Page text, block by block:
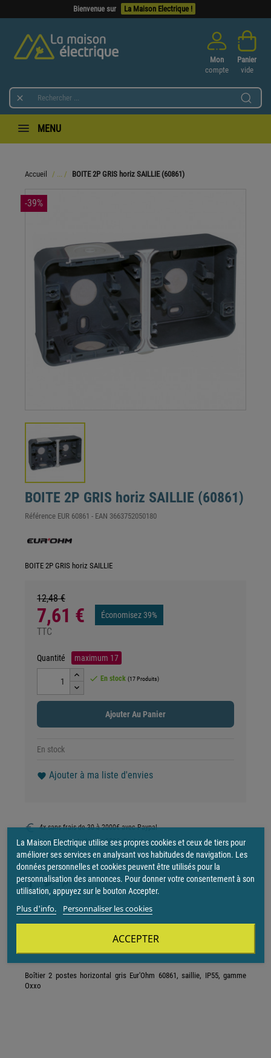
Bienvenue sur La Maison Electrique !

Mon
compte
Panier
vide
MENU
Accueil BOITE 2P GRIS horiz SAILLIE (60861)
-39%
BOITE 2P GRIS horiz SAILLIE (60861)
Référence EUR 60861 - EAN 3663752050180
BOITE 2P GRIS horiz SAILLIE
12,48 €
7,61 € Économisez 39%
TTC
Quantité maximum 17
 En stock (17 Produits)
Ajouter Au Panier
En stock
favorite Ajouter à ma liste d'envies
4x sans frais de 30 à 2000€ avec Paypal
Livraison gratuite dès 250€ d'achat
Délai de rétractation de 15 jours
Boîtier 2 postes horizontal gris Eur'Ohm 60861, saillie, IP55, gamme
Oxxo
La Maison Electrique utilise ses propres cookies et ceux de tiers pour
améliorer ses services en analysant vos habitudes de navigation. Les
données personnelles et cookies peuvent être utilisés pour la
personnalisation des annonces. Pour donner votre consentement à son
utilisation, appuyez sur le bouton Accepter.
Plus d'info. Personnaliser les cookies
ACCEPTER